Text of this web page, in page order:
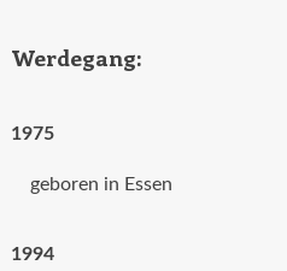
Werdegang:
1975
geboren in Essen
1994